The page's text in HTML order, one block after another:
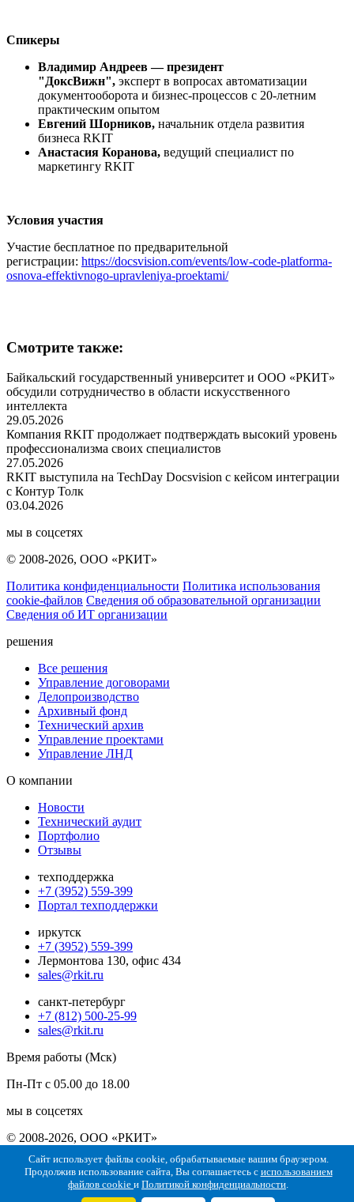
Спикеры
Владимир Андреев — президент
"ДоксВижн", эксперт в вопросах автоматизации
документооборота и бизнес-процессов с 20-летним
практическим опытом
Евгений Шорников, начальник отдела развития
бизнеса RKIT
Анастасия Коранова, ведущий специалист по
маркетингу RKIT
Условия участия
Участие бесплатное по предварительной
регистрации: https://docsvision.com/events/low-code-platforma-
osnova-effektivnogo-upravleniya-proektami/
Смотрите также:
Байкальский государственный университет и ООО «РКИТ»
обсудили сотрудничество в области искусственного
интеллекта
29.05.2026
Компания RKIT продолжает подтверждать высокий уровень
профессионализма своих специалистов
27.05.2026
RKIT выступила на TechDay Docsvision с кейсом интеграции
с Контур Толк
03.04.2026
мы в соцсетях
© 2008-2026, ООО «РКИТ»
Политика конфиденциальности Политика использования
cookie-файлов Сведения об образовательной организации
Сведения об ИТ организации
решения
Все решения
Управление договорами
Делопроизводство
Архивный фонд
Технический архив
Управление проектами
Управление ЛНД
О компании
Новости
Технический аудит
Портфолио
Отзывы
техподдержка
+7 (3952) 559-399
Портал техподдержки
иркутск
+7 (3952) 559-399
Лермонтова 130, офис 434
sales@rkit.ru
санкт-петербург
+7 (812) 500-25-99
sales@rkit.ru
Время работы (Мск)
Пн-Пт с 05.00 до 18.00
мы в соцсетях
© 2008-2026, ООО «РКИТ»
Политика конфиденциальности Политика использования
cookie-файлов Сведения об образовательной организации
Сведения об ИТ организации
Сайт использует файлы cookie, обрабатываемые вашим браузером.
Продолжив использование сайта, Вы соглашаетесь с использованием
файлов cookie и Политикой конфиденциальности.